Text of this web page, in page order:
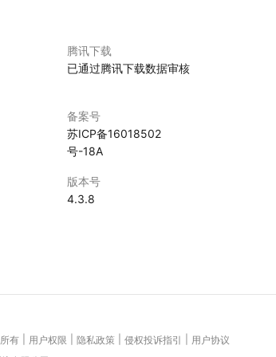
（负责人）联系方式查询下载，提供按标题
的企业查询功能，增加建造师以及建设企业
资质证书、税务评级、进出口信用、微信公
著作权、专利信息等知识产权；开庭公告、
招投标代理公司，还可查询网代理招投项目
标易、招标通、中标通。涵盖企业类别：电
、仓储和邮政业、农、林、牧、渔业、采矿
和公共设施管理业、居民服务、修理和其他
房地产业、国际组织和社会工作、教育、公
程、港口与航道工程、矿业工程、水利水电
腾讯下载
已通过腾讯下载数据审核
备案号
苏ICP备16018502
号-18A
版本号
4.3.8
有 用户权限 隐私政策 侵权投诉指引
用户协议